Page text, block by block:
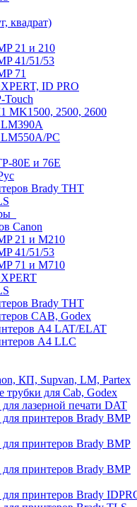
квадрат)
21 и 210
41/51/53
71
ID PRO
Touch
MK1500, 2500, 2600
PC
80E и 76E
Brady THT
Canon
21 и M210
41/51/53
71 и M710
Brady THT
CAB, Godex
А4 LAT/ELAT
А4 LLC
КП, Supvan, LM, Partex
для Cab, Godex
лазерной печати DAT
принтеров Brady BMP
принтеров Brady BMP
принтеров Brady BMP
принтеров Brady